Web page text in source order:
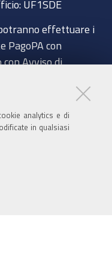
analytics e di
in qualsiasi
UF1SDE
effettuare i
PagoPA con
Avviso di
pubbliche
nel regime di